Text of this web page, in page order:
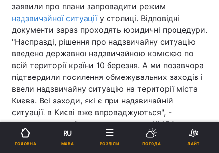
заявили про плани запровадити режим
надзвичайної ситуаціїу столиці. Відповідні
документи зараз проходять юридичні процедури.
"Насправді, рішення про надзвичайну ситуацію
введено державної надзвичайною комісією по
всій території країни 10 березня. А ми позавчора
підтвердили посилення обмежувальних заходів і
ввели надзвичайну ситуацію на території міста
Києва. Всі заходи, які є при надзвичайній
ситуації, в Києві вже впроваджуються", -
зазначив перший заступник голови КМДА
Микола Поворозник.
ГОЛОВНА
RU
МОВА РОЗДІЛИ ПОГОДА ЛАЙТ